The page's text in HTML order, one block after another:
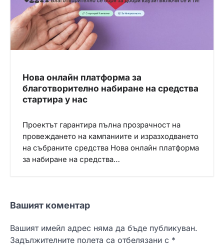
Нова онлайн платформа за
благотворително набиране на средства
стартира у нас
Проектът гарантира пълна прозрачност на
провеждането на кампаниите и изразходването
на събраните средства Нова онлайн платформа
за набиране на средства…
Вашият коментар
Вашият имейл адрес няма да бъде публикуван.
Задължителните полета са отбелязани с *